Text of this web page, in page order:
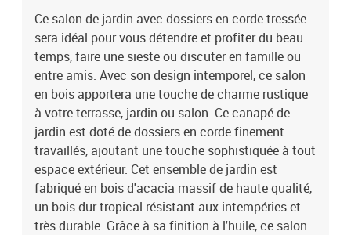
Ce salon de jardin avec dossiers en corde tressée
sera idéal pour vous détendre et profiter du beau
temps, faire une sieste ou discuter en famille ou
entre amis. Avec son design intemporel, ce salon
en bois apportera une touche de charme rustique
à votre terrasse, jardin ou salon. Ce canapé de
jardin est doté de dossiers en corde finement
travaillés, ajoutant une touche sophistiquée à tout
espace extérieur. Cet ensemble de jardin est
fabriqué en bois d'acacia massif de haute qualité,
un bois dur tropical résistant aux intempéries et
très durable. Grâce à sa finition à l'huile, ce salon